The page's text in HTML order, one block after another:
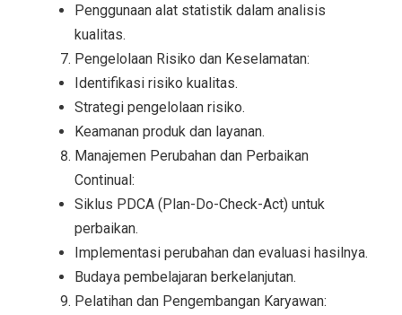
Penggunaan alat statistik dalam analisis
kualitas.
Pengelolaan Risiko dan Keselamatan:
Identifikasi risiko kualitas.
Strategi pengelolaan risiko.
Keamanan produk dan layanan.
Manajemen Perubahan dan Perbaikan
Continual:
Siklus PDCA (Plan-Do-Check-Act) untuk
perbaikan.
Implementasi perubahan dan evaluasi hasilnya.
Budaya pembelajaran berkelanjutan.
Pelatihan dan Pengembangan Karyawan: